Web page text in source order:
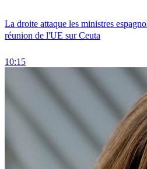
La droite attaque les ministres
réunion de l'UE sur Ceuta
10:15